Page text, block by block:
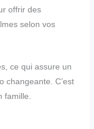
offrir des
selon vos
ce qui assure un
changeante. C’est
famille.